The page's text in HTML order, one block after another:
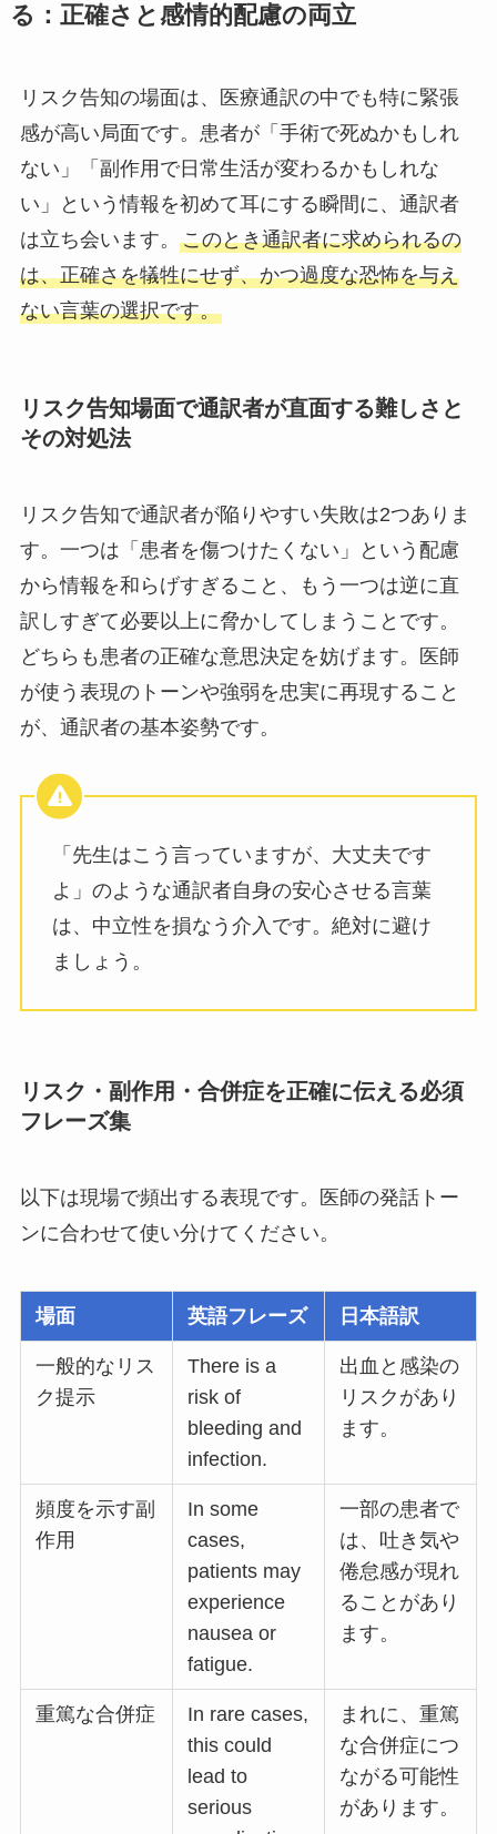
る：正確さと感情的配慮の両立
リスク告知の場面は、医療通訳の中でも特に緊張
感が高い局面です。患者が「手術で死ぬかもしれ
ない」「副作用で日常生活が変わるかもしれな
い」という情報を初めて耳にする瞬間に、通訳者
は立ち会います。 このとき通訳者に求められるの
は、正確さを犠牲にせず、かつ過度な恐怖を与え
ない言葉の選択です。
リスク告知場面で通訳者が直面する難しさと
その対処法
リスク告知で通訳者が陥りやすい失敗は2つありま
す。一つは「患者を傷つけたくない」という配慮
から情報を和らげすぎること、もう一つは逆に直
訳しすぎて必要以上に脅かしてしまうことです。
どちらも患者の正確な意思決定を妨げます。医師
が使う表現のトーンや強弱を忠実に再現すること
が、通訳者の基本姿勢です。
「先生はこう言っていますが、大丈夫です
よ」のような通訳者自身の安心させる言葉
は、中立性を損なう介入です。絶対に避け
ましょう。
リスク・副作用・合併症を正確に伝える必須
フレーズ集
以下は現場で頻出する表現です。医師の発話トー
ンに合わせて使い分けてください。
場面 英語フレーズ 日本語訳
一般的なリス
ク提示
There is a
risk of
bleeding and
infection.
出血と感染の
リスクがあり
ます。
頻度を示す副
作用
In some
cases,
patients may
experience
nausea or
fatigue.
一部の患者で
は、吐き気や
倦怠感が現れ
ることがあり
ます。
重篤な合併症
In rare cases,
this could
lead to
serious
まれに、重篤
な合併症につ
ながる可能性
があります。